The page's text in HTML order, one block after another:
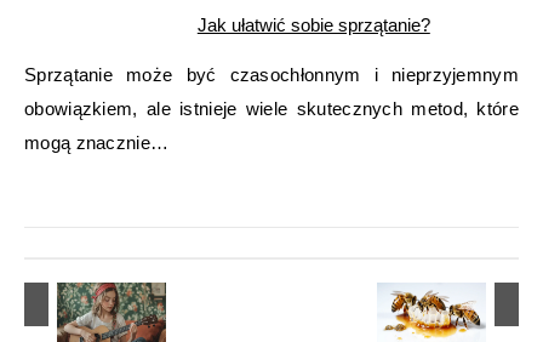
Jak ułatwić sobie sprzątanie?
Sprzątanie może być czasochłonnym i nieprzyjemnym
obowiązkiem, ale istnieje wiele skutecznych metod, które
mogą znacznie…